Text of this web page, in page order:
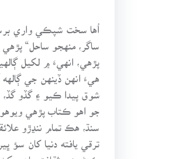
اُها سخت شپڪي واري
ساگر، منهجو ساحل“
پڙهي، انهيءَ ۾ لکيل
هيءَ انهن ڏينهن جي
شوق پيدا ڪيو ۽ گڏو
جو اهو ڪتاب پڙهي
سنڌ، هڪ تمام ننڍڙو
ترقي يافته دنيا کان
ڪهڻيءَ ۽ ثقافت مان